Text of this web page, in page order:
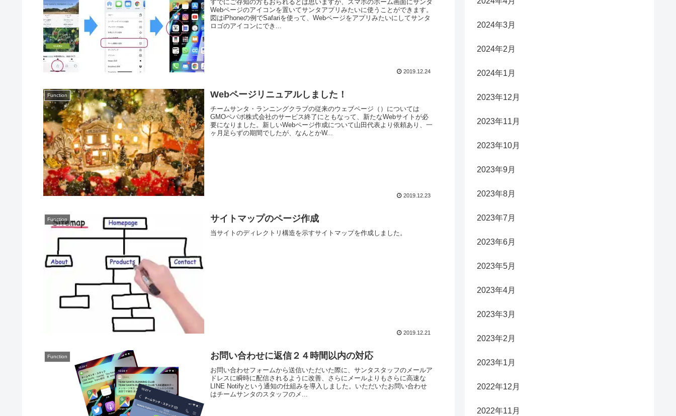
すでにご存知の方もおられるとは思いますが、スマホのホーム画面にサンタ
Webページのアイコンを置いてサンタアプリみたいに使うことができます。
図はiPhoneの例でSafariを使って、Webページをアプリみたいにしてサンタ
ロゴのアイコンにでき...
2019.12.24
Function Webページリニュアルしました！
チームサンタ・ランニングクラブの従来のウェブページ（）については
GMOペパボ株式会社のサービス終了にともなって、新たなWebサイトが必
要になりました。新しいWebページ作成について山田代表より依頼あり、一
ヶ月足らずの期間でしたが、なんとかW...
2019.12.23
Function サイトマップのページ作成
当サイトのディレクトリ構造を示すサイトマップを作成しました。
2019.12.21
Function お問い合わせに返信２４時間以内の対応
お問い合わせフォームから送信いただいた際に、サンタスタッフのメールア
ドレスに瞬時に配信されるように改善、さらにメールよりもさらに高速な
LINE Notifyという通知の仕組みを導入しました。いただいたお問い合わせ
はチームサンタのスタッフのメ...
2024年3月
2024年2月
2024年1月
2023年12月
2023年11月
2023年10月
2023年9月
2023年8月
2023年7月
2023年6月
2023年5月
2023年4月
2023年3月
2023年2月
2023年1月
2022年12月
2022年11月